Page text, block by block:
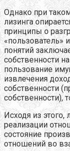
Однако при
лизинга
принципы о
«пользователь»
понятий
собственности
пользование
извлечения
собственности
собственности),
Исходя из этого,
реализации
состояние
отношений во